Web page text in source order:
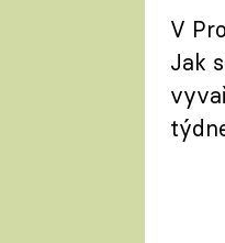
V
Jak